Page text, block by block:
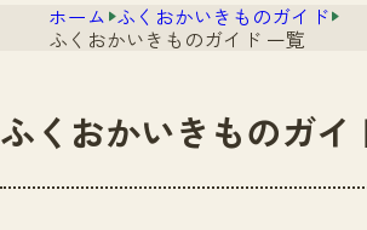
センター紹介
ホーム ふくおかいきものガイド
ふくおかいきものガイド 一覧
ふくおかいきものガイ